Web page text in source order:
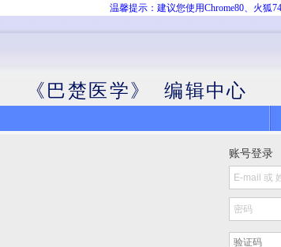
温馨提示：建议您使用Chrome80、火狐
《巴楚医学》 编辑中心
账号登录